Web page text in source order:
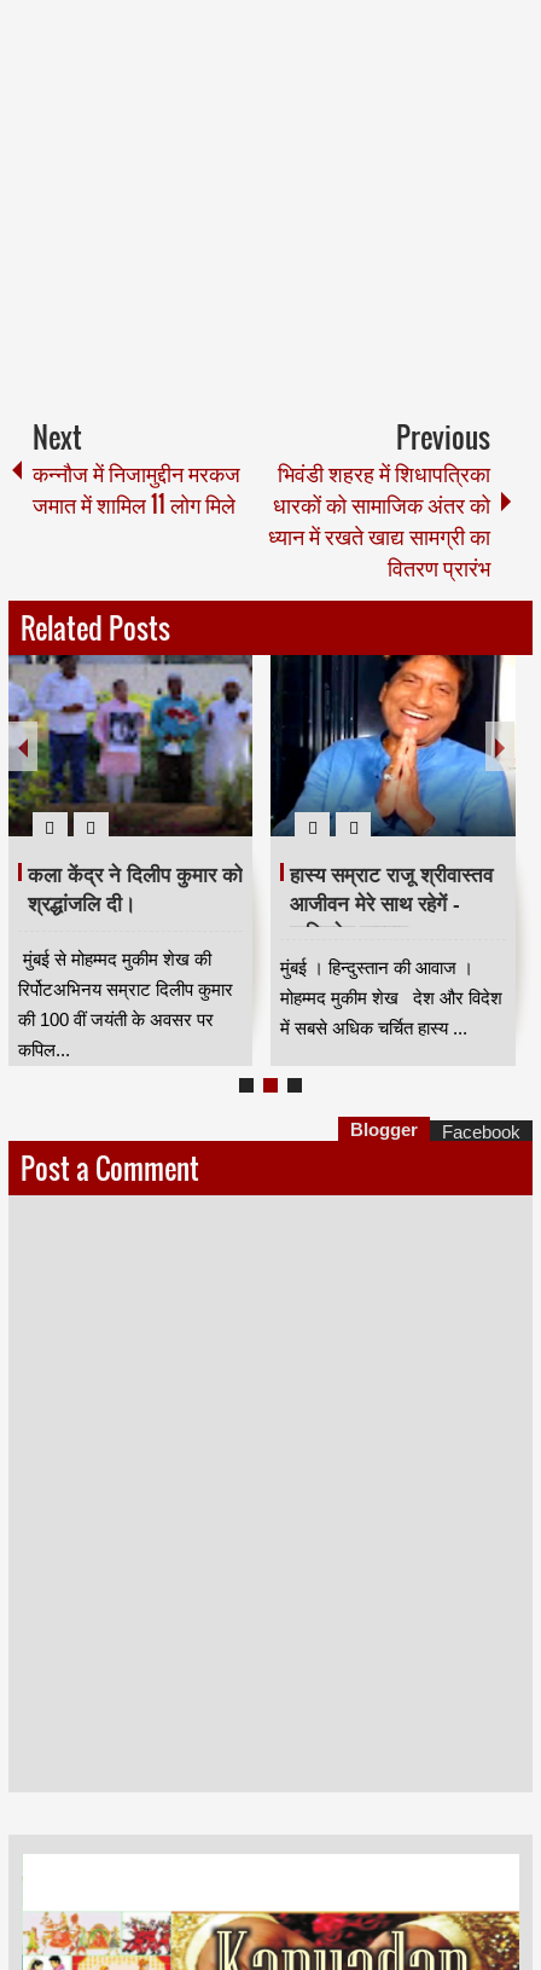
Next
कन्नौज में निजामुद्दीन मरकज
जमात में शामिल 11 लोग मिले
Previous
भिवंडी शहरह में शिधापत्रिका
धारकों को सामाजिक अंतर को
ध्यान में रखते खाद्य सामग्री का
वितरण प्रारंभ
Related Posts
कला केंद्र ने दिलीप कुमार को
श्रद्धांजलि दी।
मुंबई से मोहम्मद मुकीम शेख की
रिर्पोटअभिनय सम्राट दिलीप कुमार
की 100 वीं जयंती के अवसर पर
कपिल...
हास्य सम्राट राजू श्रीवास्तव
आजीवन मेरे साथ रहेगें -
कपिलदेव खरवार
मुंबई । हिन्दुस्तान की आवाज ।
मोहम्मद मुकीम शेख देश और विदेश
में सबसे अधिक चर्चित हास्य ...
Post a Comment
Blogger Facebook